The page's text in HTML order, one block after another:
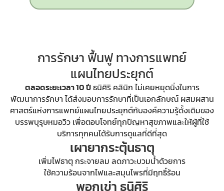
การรักษา ฟื้นฟู ทางการแพทย์
แผนไทยประยุกต์
ตลอดระยะเวลา 10 ปีธนิศิริ คลินิก ไม่เคยหยุดนิ่งในการ
พัฒนาการรักษา ได้ส่งมอบการรักษาที่เป็นเอกลักษณ์ ผสมผสาน
ศาสตร์แห่งการแพทย์แผนไทยประยุกต์กับองค์ความรู้ดั้งเดิมของ
บรรพบุรุษหมอวิว เพื่อตอบโจทย์ทุกปัญหาสุขภาพและให้ผู้ที่ใช้
บริการทุกคนได้รับการดูแลที่ดีที่สุด
เผายากระตุ้นธาตุ
เพิ่มไฟธาตุ กระจายลม ลดภาวะบวมน้ำด้วยการ
ใช้ความร้อนจากไฟและสมุนไพรที่มีฤทธิ์ร้อน
พอกเข่า ธนิศิริ